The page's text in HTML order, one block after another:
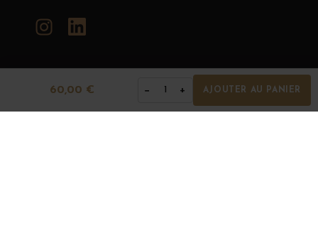
60,00 € − 1 + AJOUTER AU PANIER
Instagram
GRANDS BOURGOGNES